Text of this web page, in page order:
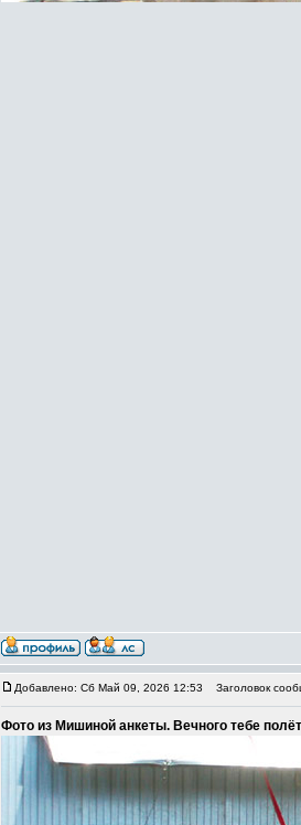
Добавлено: Сб Май 09, 2026 12:53 Заголовок
Фото из Мишиной анкеты. Вечного тебе